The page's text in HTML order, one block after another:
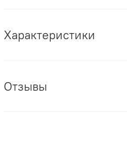
Характеристики
Отзывы